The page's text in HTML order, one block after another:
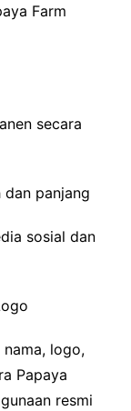
Farm
secara
dan panjang
sosial dan
nama, logo,
Papaya
resmi